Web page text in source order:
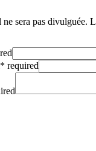
ne sera pas divulguée.
* required